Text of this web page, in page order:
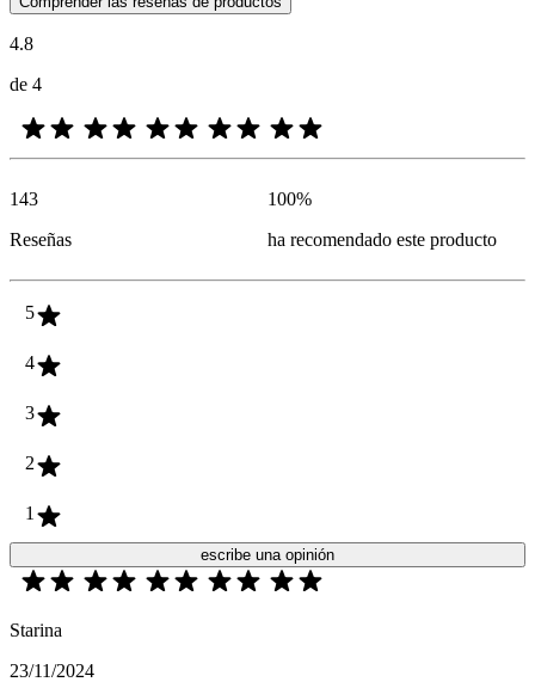
4.8
de 4
143
Reseñas
100%
ha recomendado este producto
5
4
3
2
1
escribe una opinión
Starina
23/11/2024